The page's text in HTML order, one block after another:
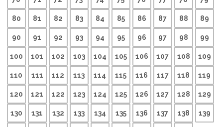
80 81 82 83 84 85 86 87 88 89
90 91 92 93 94 95 96 97 98 99
100 101 102 103 104 105 106 107 108 109
110 111 112 113 114 115 116 117 118 119
120 121 122 123 124 125 126 127 128 129
130 131 132 133 134 135 136 137 138 139